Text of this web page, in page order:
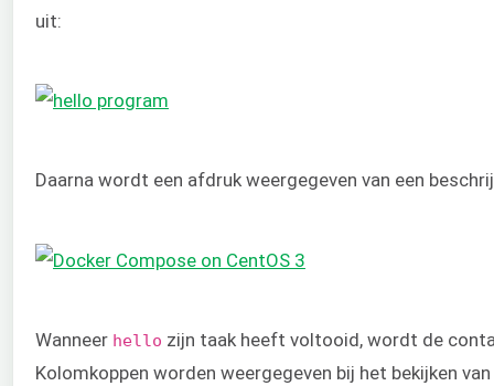
uit:
Daarna wordt een afdruk weergegeven van een
Wanneer hello zijn taak heeft voltooid, wordt de
Kolomkoppen worden weergegeven bij het bekijken